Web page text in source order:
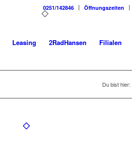
0251/142846 Öffnungszeiten
Leasing 2RadHansen Filialen
Du bist hier: